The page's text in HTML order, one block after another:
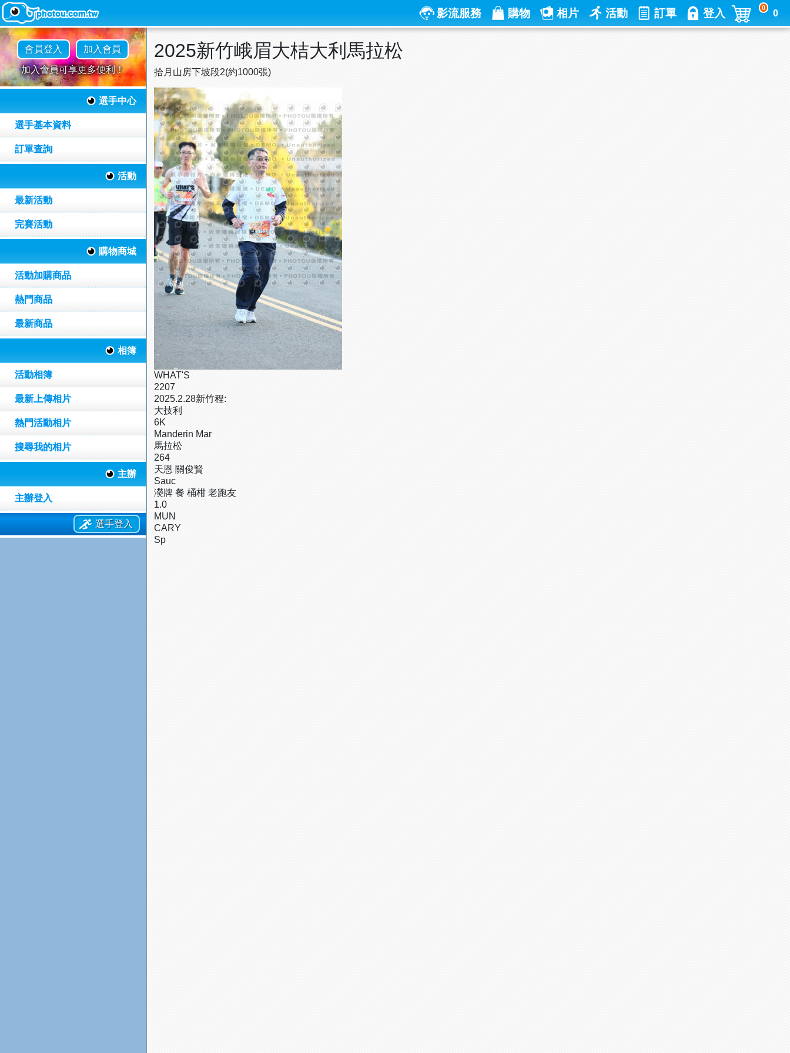
影流服務 購物 相片 活動 訂單 登入 0
0
會員登入 加入會員
加入會員可享更多便利！
選手中心
選手基本資料
訂單查詢
活動
最新活動
完賽活動
購物商城
活動加購商品
熱門商品
最新商品
相簿
活動相簿
最新上傳相片
熱門活動相片
搜尋我的相片
主辦
主辦登入
選手登入
2025新竹峨眉大桔大利馬拉松
拾月山房下坡段2(約1000張)
WHAT'S
2207
2025.2.28新竹程:
大技利
6K
Manderin Mar
馬拉松
264
天恩 關俊賢
Sauc
濙牌 餐 桶柑 老跑友
1.0
MUN
CARY
Sp